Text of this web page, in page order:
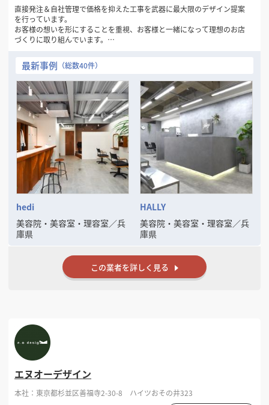
直接発注＆自社管理で価格を抑えた工事を武器に最大限のデザイン提案
を行っています。
お客様の想いを形にすることを重視、お客様と一緒になって理想のお店
づくりに取り組んでいます。
お気軽にお問い合わせください。
最新事例 （総数40件）
hedi
美容院・美容室・理容室／兵
庫県
HALLY
美容院・美容室・理容室／兵
庫県
この業者を詳しく見る
エヌオーデザイン
本社：東京都杉並区善福寺2-30-8 ハイツおその井323